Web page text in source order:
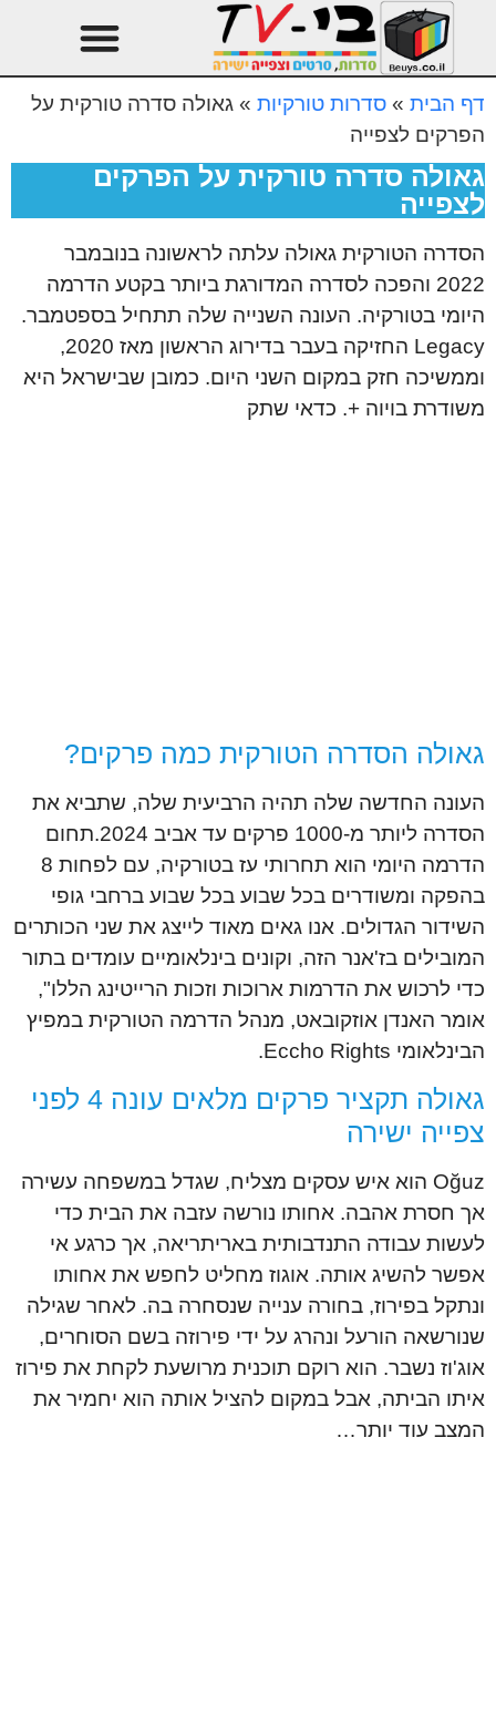
דף הבית » סדרות טורקיות » גאולה סדרה טורקית על
הפרקים לצפייה
גאולה סדרה טורקית על הפרקים
לצפייה
הסדרה הטורקית גאולה עלתה לראשונה בנובמבר
2022 והפכה לסדרה המדורגת ביותר בקטע הדרמה
היומי בטורקיה. העונה השנייה שלה תתחיל בספטמבר.
Legacy החזיקה בעבר בדירוג הראשון מאז 2020,
וממשיכה חזק במקום השני היום. כמובן שבישראל היא
משודרת בויוה +. כדאי שתק
גאולה הסדרה הטורקית כמה פרקים?
העונה החדשה שלה תהיה הרביעית שלה, שתביא את
הסדרה ליותר מ-1000 פרקים עד אביב 2024.תחום
הדרמה היומי הוא תחרותי עז בטורקיה, עם לפחות 8
בהפקה ומשודרים בכל שבוע בכל שבוע ברחבי גופי
השידור הגדולים. אנו גאים מאוד לייצג את שני הכותרים
המובילים בז'אנר הזה, וקונים בינלאומיים עומדים בתור
כדי לרכוש את הדרמות ארוכות וזכות הרייטינג הללו",
אומר האנדן אוזקובאט, מנהל הדרמה הטורקית במפיץ
הבינלאומי Eccho Rights.
גאולה תקציר פרקים מלאים עונה 4 לפני
צפייה ישירה
Oğuz הוא איש עסקים מצליח, שגדל במשפחה עשירה
אך חסרת אהבה. אחותו נורשה עזבה את הבית כדי
לעשות עבודה התנדבותית באריתריאה, אך כרגע אי
אפשר להשיג אותה. אוגוז מחליט לחפש את אחותו
ונתקל בפירוז, בחורה ענייה שנסחרה בה. לאחר שגילה
שנורשאה הורעל ונהרג על ידי פירוזה בשם הסוחרים,
אוג'וז נשבר. הוא רוקם תוכנית מרושעת לקחת את פירוז
איתו הביתה, אבל במקום להציל אותה הוא יחמיר את
המצב עוד יותר…